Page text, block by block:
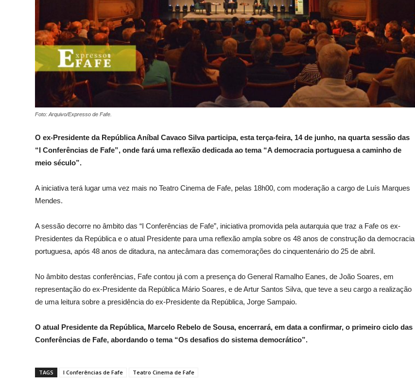
Foto: Arquivo/Expresso de Fafe.
O ex-Presidente da República Aníbal Cavaco Silva participa, esta terça-feira, 14 de junho, na quarta sessão das
“I Conferências de Fafe”, onde fará uma reflexão dedicada ao tema “A democracia portuguesa a caminho de
meio século”.
A iniciativa terá lugar uma vez mais no Teatro Cinema de Fafe, pelas 18h00, com moderação a cargo de Luís Marques
Mendes.
A sessão decorre no âmbito das “I Conferências de Fafe”, iniciativa promovida pela autarquia que traz a Fafe os ex-
Presidentes da República e o atual Presidente para uma reflexão ampla sobre os 48 anos de construção da democracia
portuguesa, após 48 anos de ditadura, na antecâmara das comemorações do cinquentenário do 25 de abril.
No âmbito destas conferências, Fafe contou já com a presença do General Ramalho Eanes, de João Soares, em
representação do ex-Presidente da República Mário Soares, e de Artur Santos Silva, que teve a seu cargo a realização
de uma leitura sobre a presidência do ex-Presidente da República, Jorge Sampaio.
O atual Presidente da República, Marcelo Rebelo de Sousa, encerrará, em data a confirmar, o primeiro ciclo das
Conferências de Fafe, abordando o tema “Os desafios do sistema democrático”.
TAGS I Conferências de Fafe Teatro Cinema de Fafe